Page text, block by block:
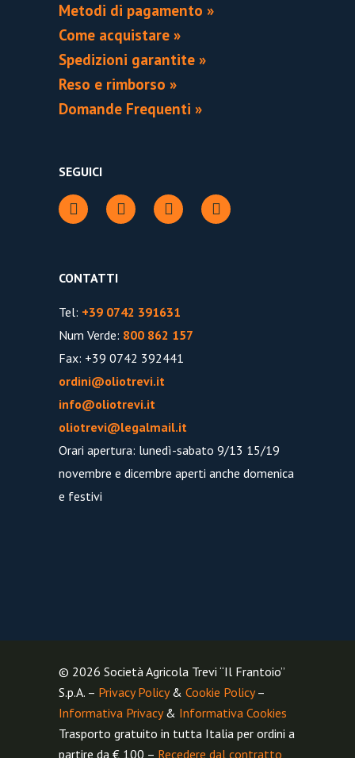
Metodi di pagamento »
Come acquistare »
Spedizioni garantite »
Reso e rimborso »
Domande Frequenti »
SEGUICI
CONTATTI
Tel: +39 0742 391631
Num Verde: 800 862 157
Fax: +39 0742 392441
ordini@oliotrevi.it
info@oliotrevi.it
oliotrevi@legalmail.it
Orari apertura: lunedì-sabato 9/13 15/19
novembre e dicembre aperti anche domenica
e festivi
© 2026 Società Agricola Trevi “Il Frantoio”
S.p.A. – Privacy Policy& Cookie Policy–
Informativa Privacy& Informativa Cookies
Trasporto gratuito in tutta Italia per ordini a
partire da € 100 – Recedere dal contratto